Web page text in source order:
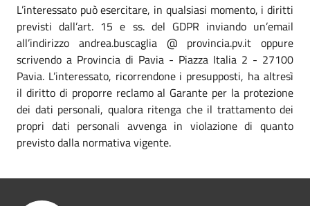
L’interessato può esercitare, in qualsiasi momento, i diritti
previsti dall’art. 15 e ss. del GDPR inviando un’email
all’indirizzo andrea.buscaglia @ provincia.pv.it oppure
scrivendo a Provincia di Pavia - Piazza Italia 2 - 27100
Pavia. L’interessato, ricorrendone i presupposti, ha altresì
il diritto di proporre reclamo al Garante per la protezione
dei dati personali, qualora ritenga che il trattamento dei
propri dati personali avvenga in violazione di quanto
previsto dalla normativa vigente.